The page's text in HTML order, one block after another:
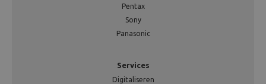
Pentax
Sony
Panasonic
Services
Digitaliseren